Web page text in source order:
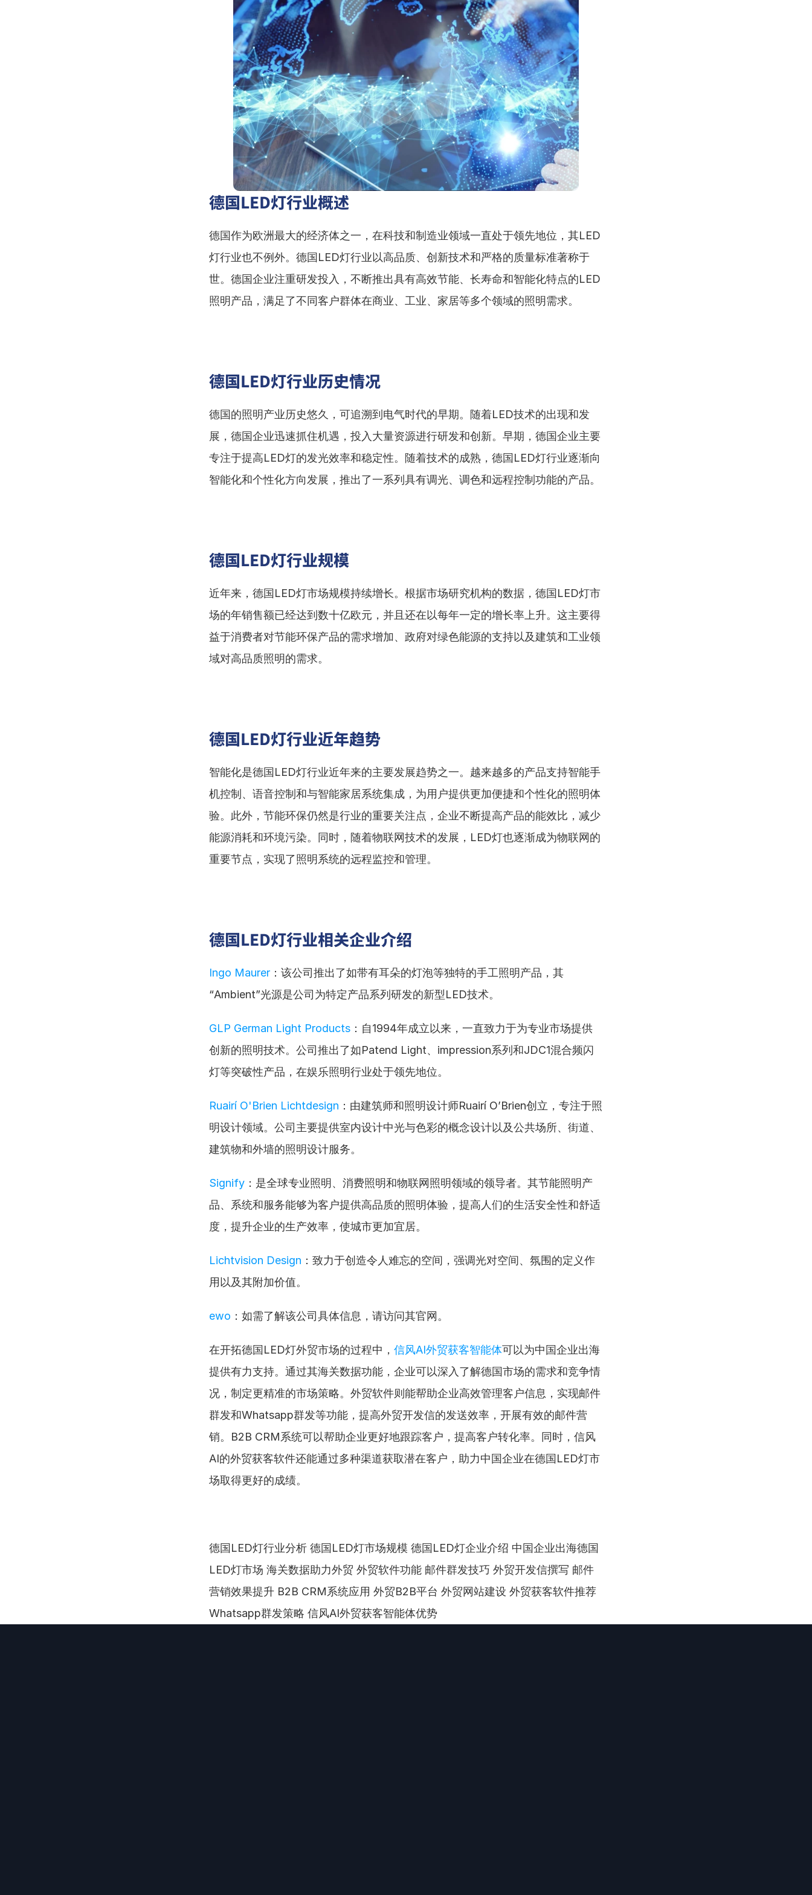
德国LED灯行业概述
德国作为欧洲最大的经济体之一，在科技和制造业领域一直处于领先地位，其LED
灯行业也不例外。德国LED灯行业以高品质、创新技术和严格的质量标准著称于
世。德国企业注重研发投入，不断推出具有高效节能、长寿命和智能化特点的LED
照明产品，满足了不同客户群体在商业、工业、家居等多个领域的照明需求。
德国LED灯行业历史情况
德国的照明产业历史悠久，可追溯到电气时代的早期。随着LED技术的出现和发
展，德国企业迅速抓住机遇，投入大量资源进行研发和创新。早期，德国企业主要
专注于提高LED灯的发光效率和稳定性。随着技术的成熟，德国LED灯行业逐渐向
智能化和个性化方向发展，推出了一系列具有调光、调色和远程控制功能的产品。
德国LED灯行业规模
近年来，德国LED灯市场规模持续增长。根据市场研究机构的数据，德国LED灯市
场的年销售额已经达到数十亿欧元，并且还在以每年一定的增长率上升。这主要得
益于消费者对节能环保产品的需求增加、政府对绿色能源的支持以及建筑和工业领
域对高品质照明的需求。
德国LED灯行业近年趋势
智能化是德国LED灯行业近年来的主要发展趋势之一。越来越多的产品支持智能手
机控制、语音控制和与智能家居系统集成，为用户提供更加便捷和个性化的照明体
验。此外，节能环保仍然是行业的重要关注点，企业不断提高产品的能效比，减少
能源消耗和环境污染。同时，随着物联网技术的发展，LED灯也逐渐成为物联网的
重要节点，实现了照明系统的远程监控和管理。
德国LED灯行业相关企业介绍
Ingo Maurer ：该公司推出了如带有耳朵的灯泡等独特的手工照明产品，其
“Ambient”光源是公司为特定产品系列研发的新型LED技术。
GLP German Light Products ：自1994年成立以来，一直致力于为专业市场提供
创新的照明技术。公司推出了如Patend Light、impression系列和JDC1混合频闪
灯等突破性产品，在娱乐照明行业处于领先地位。
Ruairí O'Brien Lichtdesign ：由建筑师和照明设计师Ruairí O’Brien创立，专注于照
明设计领域。公司主要提供室内设计中光与色彩的概念设计以及公共场所、街道、
建筑物和外墙的照明设计服务。
Signify ：是全球专业照明、消费照明和物联网照明领域的领导者。其节能照明产
品、系统和服务能够为客户提供高品质的照明体验，提高人们的生活安全性和舒适
度，提升企业的生产效率，使城市更加宜居。
Lichtvision Design ：致力于创造令人难忘的空间，强调光对空间、氛围的定义作
用以及其附加价值。
ewo ：如需了解该公司具体信息，请访问其官网。
在开拓德国LED灯外贸市场的过程中， 信风AI外贸获客智能体可以为中国企业出海
提供有力支持。通过其海关数据功能，企业可以深入了解德国市场的需求和竞争情
况，制定更精准的市场策略。外贸软件则能帮助企业高效管理客户信息，实现邮件
群发和Whatsapp群发等功能，提高外贸开发信的发送效率，开展有效的邮件营
销。B2B CRM系统可以帮助企业更好地跟踪客户，提高客户转化率。同时，信风
AI的外贸获客软件还能通过多种渠道获取潜在客户，助力中国企业在德国LED灯市
场取得更好的成绩。
德国LED灯行业分析 德国LED灯市场规模 德国LED灯企业介绍 中国企业出海德国
LED灯市场 海关数据助力外贸 外贸软件功能 邮件群发技巧 外贸开发信撰写 邮件
营销效果提升 B2B CRM系统应用 外贸B2B平台 外贸网站建设 外贸获客软件推荐
Whatsapp群发策略 信风AI外贸获客智能体优势